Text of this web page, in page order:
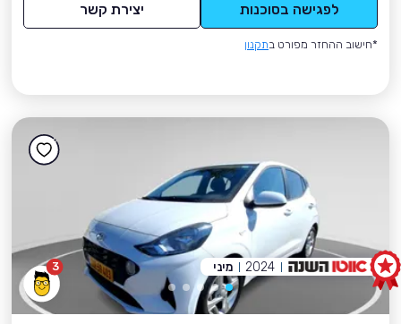
לפגישה בסוכנות יצירת קשר
*חישוב ההחזר מפורט בתקנון
3 2024 מיני